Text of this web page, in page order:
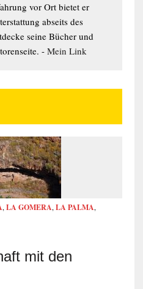
vor Ort bietet er
abseits des
seine Bücher und
-Mein Link
,LA GOMERA,LA PALMA,
mit den